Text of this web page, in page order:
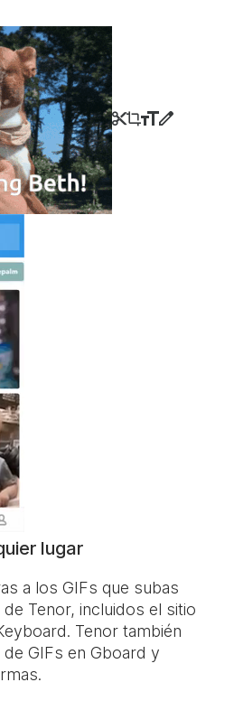
lugar
a los GIFs que subas
Tenor, incluidos el sitio
. Tenor también
GIFs en Gboard y